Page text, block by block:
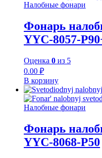
Налобные фонари
Фонарь
YYC-8057-
Оценка 0 из 5
0.00 ₽
В корзину
Налобные фонари
Фонарь
YYC-8068-P50